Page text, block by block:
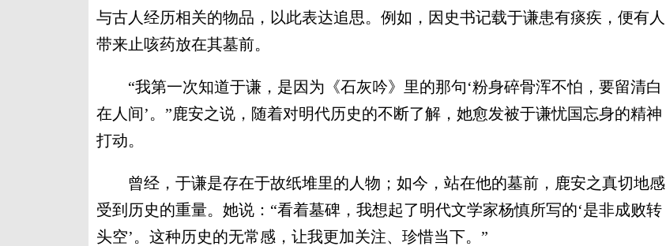
与古人经历相关的物品，以此表达追思。例如，因史书记载于谦患有痰疾，便有人
带来止咳药放在其墓前。
“我第一次知道于谦，是因为《石灰吟》里的那句‘粉身碎骨浑不怕，要留清白
在人间’。”鹿安之说，随着对明代历史的不断了解，她愈发被于谦忧国忘身的精神
打动。
曾经，于谦是存在于故纸堆里的人物；如今，站在他的墓前，鹿安之真切地感
受到历史的重量。她说：“看着墓碑，我想起了明代文学家杨慎所写的‘是非成败转
头空’。这种历史的无常感，让我更加关注、珍惜当下。”